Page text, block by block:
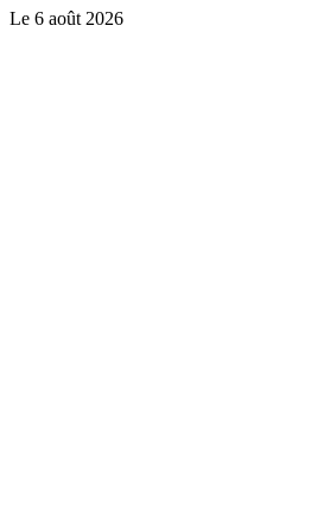
Le 6 août 2026